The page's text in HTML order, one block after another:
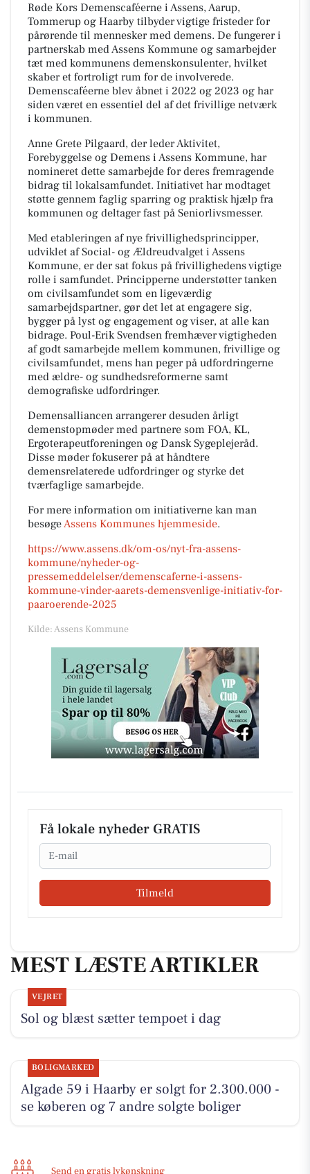
Røde Kors Demenscaféerne i Assens, Aarup,
Tommerup og Haarby tilbyder vigtige fristeder for
pårørende til mennesker med demens. De fungerer i
partnerskab med Assens Kommune og samarbejder
tæt med kommunens demenskonsulenter, hvilket
skaber et fortroligt rum for de involverede.
Demenscaféerne blev åbnet i 2022 og 2023 og har
siden været en essentiel del af det frivillige netværk
i kommunen.
Anne Grete Pilgaard, der leder Aktivitet,
Forebyggelse og Demens i Assens Kommune, har
nomineret dette samarbejde for deres fremragende
bidrag til lokalsamfundet. Initiativet har modtaget
støtte gennem faglig sparring og praktisk hjælp fra
kommunen og deltager fast på Seniorlivsmesser.
Med etableringen af nye frivillighedsprincipper,
udviklet af Social- og Ældreudvalget i Assens
Kommune, er der sat fokus på frivillighedens vigtige
rolle i samfundet. Principperne understøtter tanken
om civilsamfundet som en ligeværdig
samarbejdspartner, gør det let at engagere sig,
bygger på lyst og engagement og viser, at alle kan
bidrage. Poul-Erik Svendsen fremhæver vigtigheden
af godt samarbejde mellem kommunen, frivillige og
civilsamfundet, mens han peger på udfordringerne
med ældre- og sundhedsreformerne samt
demografiske udfordringer.
Demensalliancen arrangerer desuden årligt
demenstopmøder med partnere som FOA, KL,
Ergoterapeutforeningen og Dansk Sygeplejeråd.
Disse møder fokuserer på at håndtere
demensrelaterede udfordringer og styrke det
tværfaglige samarbejde.
For mere information om initiativerne kan man
besøgeAssens Kommunes hjemmeside.
https://www.assens.dk/om-os/nyt-fra-assens-
kommune/nyheder-og-
pressemeddelelser/demenscaferne-i-assens-
kommune-vinder-aarets-demensvenlige-initiativ-for-
paaroerende-2025
Kilde: Assens Kommune
Få lokale nyheder GRATIS
Email
Tilmeld
MEST LÆSTE ARTIKLER
VEJRET
Sol og blæst sætter tempoet i dag
BOLIGMARKED
Algade 59 i Haarby er solgt for 2.300.000 -
se køberen og 7 andre solgte boliger
Send en gratis lykønskning